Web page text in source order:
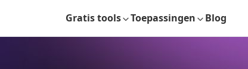
Gratis tools Toepassingen Blog